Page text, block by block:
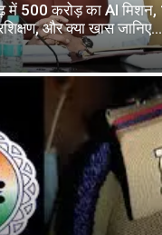
में 500 करोड़ का AI
और क्या खास जानिए…